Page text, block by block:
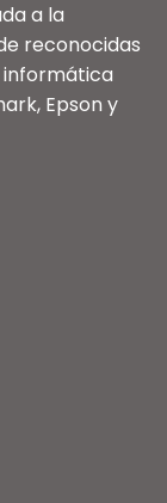
a la
reconocidas
Epson y